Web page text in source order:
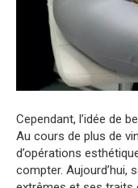
Cependant, l’idée de
Au cours de plus de
d’opérations
compter. Aujourd’hui,